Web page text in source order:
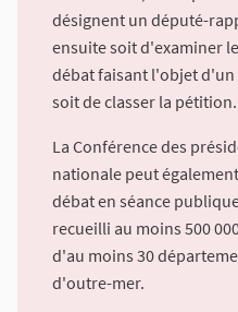
désignent un député-
ensuite soit d'examiner
débat faisant l'objet
soit de classer la pétition.
La Conférence des
nationale peut
débat en séance
recueilli au moins 500
d'au moins 30
d'outre-mer.